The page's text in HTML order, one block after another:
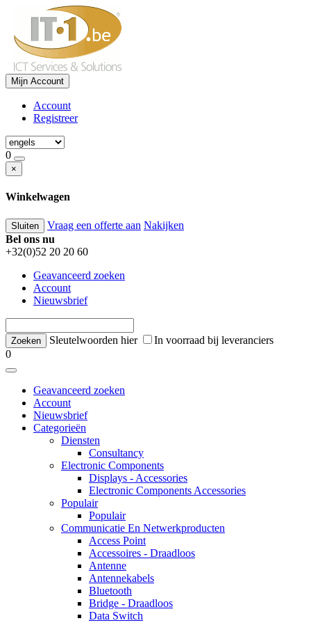
Mijn Account
Account
Registreer
0
×
Winkelwagen
Sluiten Vraag een offerte aan Nakijken
Bel ons nu
+32(0)52 20 20 60
Geavanceerd zoeken
Account
Nieuwsbrief
Sleutelwoorden hier
In voorraad bij leveranciers
0
Geavanceerd zoeken
Account
Nieuwsbrief
Categorieën
Diensten
Consultancy
Electronic Components
Displays - Accessories
Electronic Components Accessories
Populair
Populair
Communicatie En Netwerkproducten
Access Point
Accessoires - Draadloos
Antenne
Antennekabels
Bluetooth
Bridge - Draadloos
Data Switch